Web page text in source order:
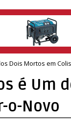
Dois Mortos em
é Um
o-Novo